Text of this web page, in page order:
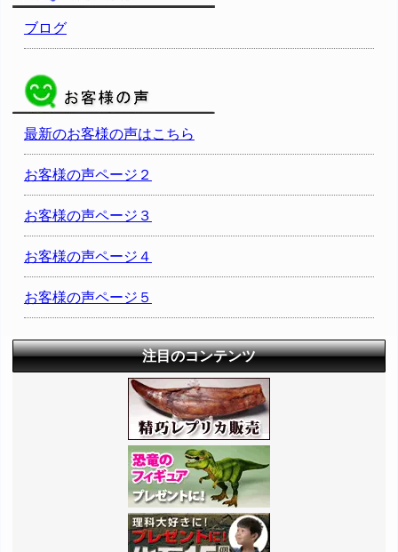
ブログ
最新のお客様の声はこちら
お客様の声ページ２
お客様の声ページ３
お客様の声ページ４
お客様の声ページ５
注目のコンテンツ